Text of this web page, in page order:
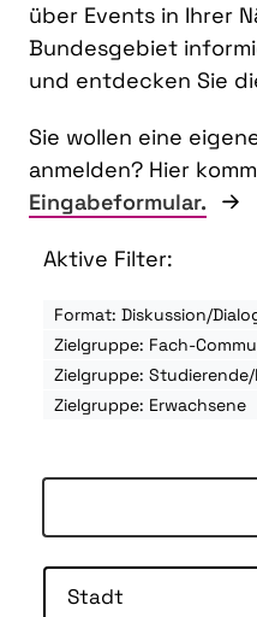
über Events in Ihrer
Bundesgebiet
und entdecken Sie
Sie wollen eine
anmelden? Hier
Eingabeformular.
Aktive Filter:
Format: Diskussion/
Zielgruppe: Fach-
Zielgruppe:
Zielgruppe: Erwachsene
Stadt